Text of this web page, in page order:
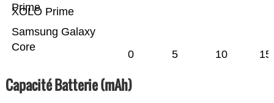
Samsung Galaxy
Core
XOLO Prime
Prime
0 5 10 15
Capacité Batterie (mAh)